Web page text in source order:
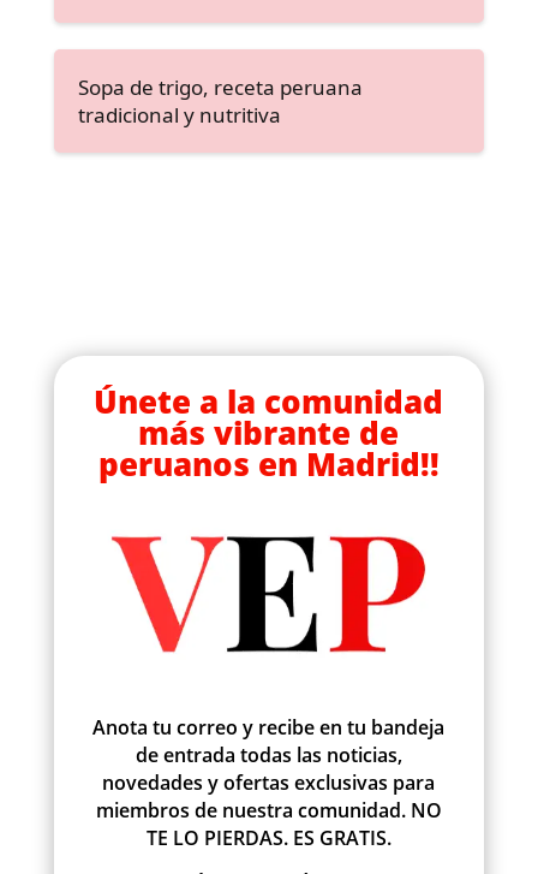
Sopa de trigo, receta peruana
tradicional y nutritiva
Únete a la comunidad
más vibrante de
peruanos en Madrid!!
Anota tu correo y recibe en tu bandeja
de entrada todas las noticias,
novedades y ofertas exclusivas para
miembros de nuestra comunidad. NO
TE LO PIERDAS. ES GRATIS.